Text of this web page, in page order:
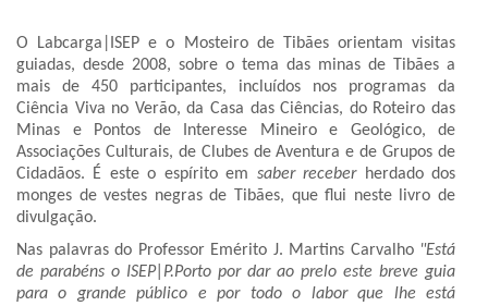
O Labcarga|ISEP e o Mosteiro de Tibães orientam visitas
guiadas, desde 2008, sobre o tema das minas de Tibães a
mais de 450 participantes, incluídos nos programas da
Ciência Viva no Verão, da Casa das Ciências, do Roteiro das
Minas e Pontos de Interesse Mineiro e Geológico, de
Associações Culturais, de Clubes de Aventura e de Grupos de
Cidadãos. É este o espírito em saber receberherdado dos
monges de vestes negras de Tibães, que flui neste livro de
divulgação.
Nas palavras do Professor Emérito J. Martins Carvalho "Está
de parabéns o ISEP|P.Porto por dar ao prelo este breve guia
para o grande público e por todo o labor que lhe está